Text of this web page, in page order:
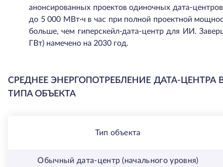
анонсированных проектов одиночных дата-
до 5 000 МВт·ч в час при полной проектной
больше, чем гиперскейл-дата-центр для ИИ.
ГВт) намечено на 2030 год.
СРЕДНЕЕ ЭНЕРГОПОТРЕБЛЕНИЕ ДАТА-
ТИПА ОБЪЕКТА
Тип объекта
Обычный дата-центр (начального уровня)